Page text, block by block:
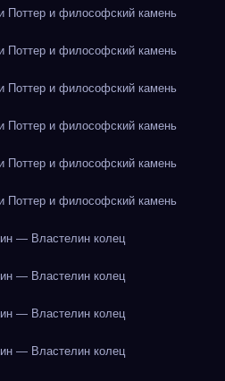
Поттер и философский камень
Поттер и философский камень
Поттер и философский камень
Поттер и философский камень
Поттер и философский камень
Поттер и философский камень
— Властелин колец
— Властелин колец
— Властелин колец
— Властелин колец